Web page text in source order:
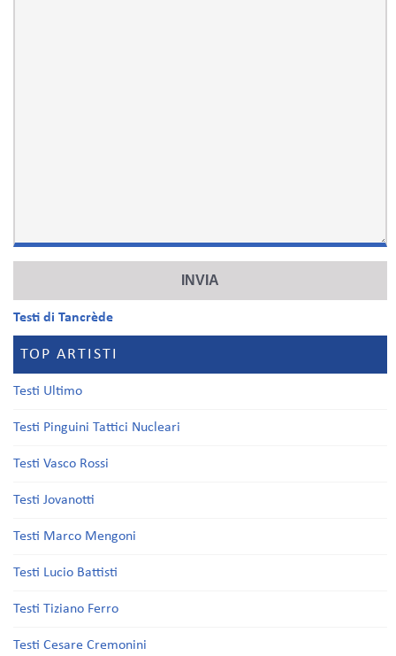
Testi di Tancrède
TOP ARTISTI
Testi Ultimo
Testi Pinguini Tattici Nucleari
Testi Vasco Rossi
Testi Jovanotti
Testi Marco Mengoni
Testi Lucio Battisti
Testi Tiziano Ferro
Testi Cesare Cremonini